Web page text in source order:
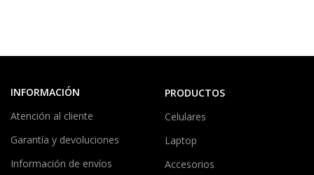
INFORMACIÓN
Atención al cliente
Garantía y devoluciones
Información de envíos
PRODUCTOS
Celulares
Laptop
Accesorios